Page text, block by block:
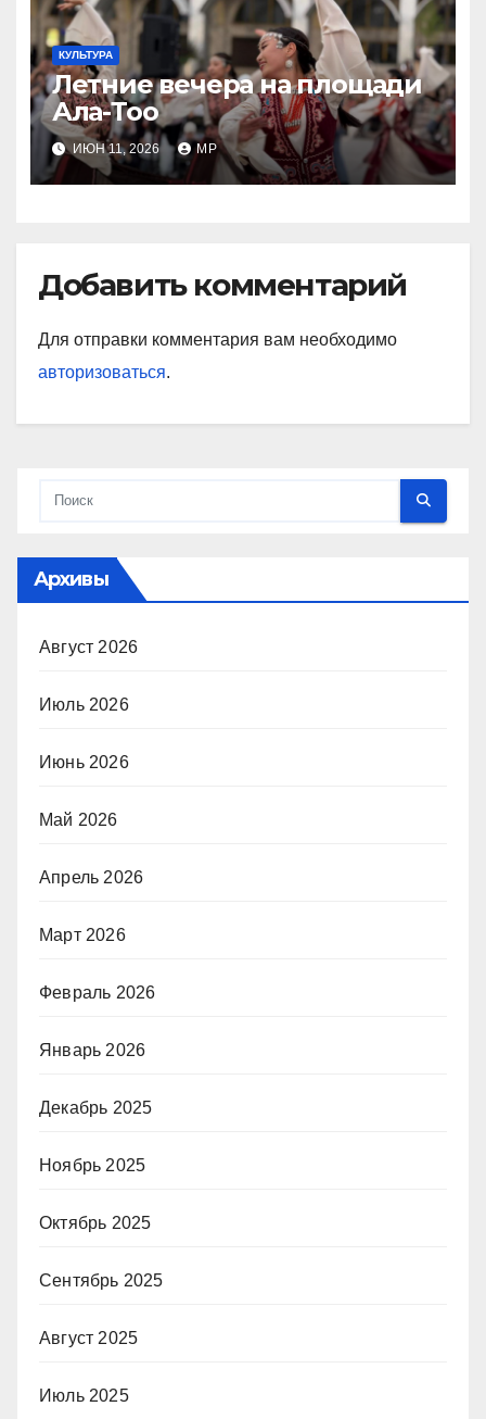
КУЛЬТУРА
Летние вечера на площади
Ала-Тоо
ИЮН 11, 2026 MP
Добавить комментарий
Для отправки комментария вам необходимо
авторизоваться.
Архивы
Август 2026
Июль 2026
Июнь 2026
Май 2026
Апрель 2026
Март 2026
Февраль 2026
Январь 2026
Декабрь 2025
Ноябрь 2025
Октябрь 2025
Сентябрь 2025
Август 2025
Июль 2025